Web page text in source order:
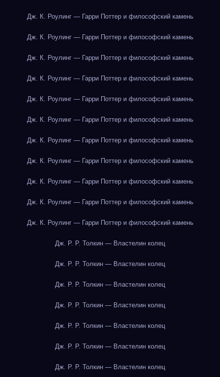
Дж. К. Роулинг — Гарри Поттер и философский камень
Дж. К. Роулинг — Гарри Поттер и философский камень
Дж. К. Роулинг — Гарри Поттер и философский камень
Дж. К. Роулинг — Гарри Поттер и философский камень
Дж. К. Роулинг — Гарри Поттер и философский камень
Дж. К. Роулинг — Гарри Поттер и философский камень
Дж. К. Роулинг — Гарри Поттер и философский камень
Дж. К. Роулинг — Гарри Поттер и философский камень
Дж. К. Роулинг — Гарри Поттер и философский камень
Дж. К. Роулинг — Гарри Поттер и философский камень
Дж. К. Роулинг — Гарри Поттер и философский камень
Дж. Р. Р. Толкин — Властелин колец
Дж. Р. Р. Толкин — Властелин колец
Дж. Р. Р. Толкин — Властелин колец
Дж. Р. Р. Толкин — Властелин колец
Дж. Р. Р. Толкин — Властелин колец
Дж. Р. Р. Толкин — Властелин колец
Дж. Р. Р. Толкин — Властелин колец